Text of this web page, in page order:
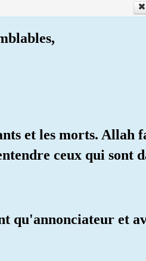
et les morts.
ceux qui sont
qu'annonciateur et